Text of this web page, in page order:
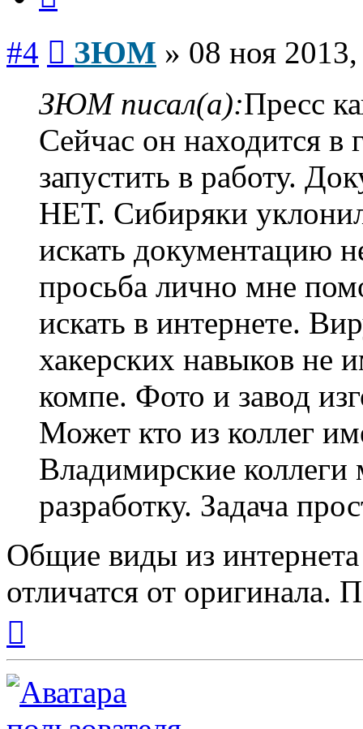
#4 ЗЮМ » 08 ноя
ЗЮМ писал(а):Пресс
Сейчас он находится
запустить в работу.
НЕТ. Сибиряки
искать документацию
просьба лично мне
искать в интернете.
хакерских навыков
компе. Фото и завод
Может кто из коллег
Владимирские коллеги
разработку. Задача
Общие виды из
отличатся от
началу